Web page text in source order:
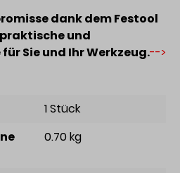
dank dem Festool
und
Sie und Ihr Werkzeug.-->
1 Stück
0.70 kg